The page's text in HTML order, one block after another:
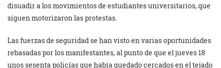
disuadir a los movimientos de estudiantes universitarios, que
siguen motorizaron las protestas.
Las fuerzas de seguridad se han visto en varias oportunidades
rebasadas por los manifestantes, al punto de que el jueves 18
unos sesenta policías que había quedado cercados en el tejado